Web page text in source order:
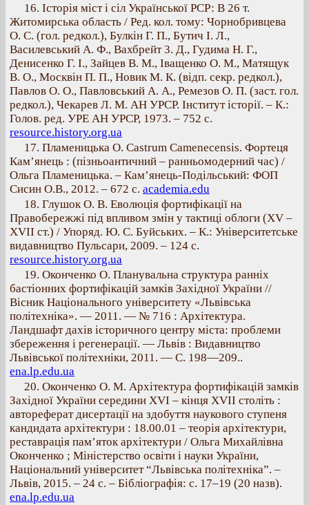
16. Історія міст і сіл Української РСР: В 26 т.
Житомирська область / Ред. кол. тому: Чорнобривцева
О. С. (гол. редкол.), Булкін Г. П., Бутич I. Л.,
Василевський А. Ф., Вахбрейт 3. Д., Гудима Н. Г.,
Денисенко Г. І., Зайцев В. М., Іващенко О. М., Матящук
В. О., Mocквін П. П., Новик М. К. (відп. секр. редкол.),
Павлов О. О., Павловський А. А., Ремезов О. П. (заст. гол.
редкол.), Чекарев Л. М. АН УРСР. Інститут історії. – К.:
Голов. ред. УРЕ АН УРСР, 1973. – 752 с.
resource.history.org.ua
17. Пламеницька О. Castrum Camenecensis. Фортеця
Кам’янець : (пізньоантичний – ранньомодерний час) /
Ольга Пламеницька. – Кам’янець-Подільський: ФОП
Сисин О.В., 2012. – 672 с. academia.edu
18. Глушок О. В. Еволюція фортифікації на
Правобережжі під впливом змін у тактиці облоги (XV –
XVII ст.) / Упоряд. Ю. С. Буйських. – К.: Університетське
видавництво Пульсари, 2009. – 124 с.
resource.history.org.ua
19. Оконченко О. Планувальна структура ранніх
бастіонних фортифікацій замків Західної України //
Вісник Національного університету «Львівська
політехніка». — 2011. — № 716 : Архітектура.
Ландшафт дахів історичного центру міста: проблеми
збереження і регенерації. — Львів : Видавництво
Львівської політехніки, 2011. — С. 198—209..
ena.lp.edu.ua
20. Оконченко О. М. Архітектура фортифікацій замків
Західної України середини XVІ – кінця XVII століть :
автореферат дисертації на здобуття наукового ступеня
кандидата архітектури : 18.00.01 – теорія архітектури,
реставрація пам’яток архітектури / Ольга Михайлівна
Оконченко ; Міністерство освіти і науки України,
Національний університет “Львівська політехніка”. –
Львів, 2015. – 24 с. – Бібліографія: с. 17–19 (20 назв).
ena.lp.edu.ua